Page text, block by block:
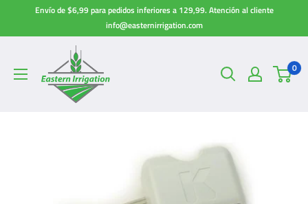
Envío de $6,99 para pedidos inferiores a 129,99. Atención al cliente
info@easternirrigation.com
0